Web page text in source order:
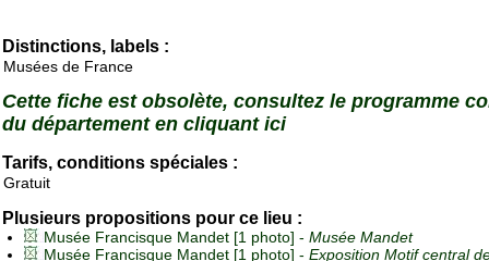
Distinctions, labels :
Musées de France
Cette fiche est obsolète, consultez le programme
du département en cliquant ici
Tarifs, conditions spéciales :
Gratuit
Plusieurs propositions pour ce lieu :
Musée Francisque Mandet [1 photo] - Musée Mandet
Musée Francisque Mandet [1 photo] - Exposition Motif central